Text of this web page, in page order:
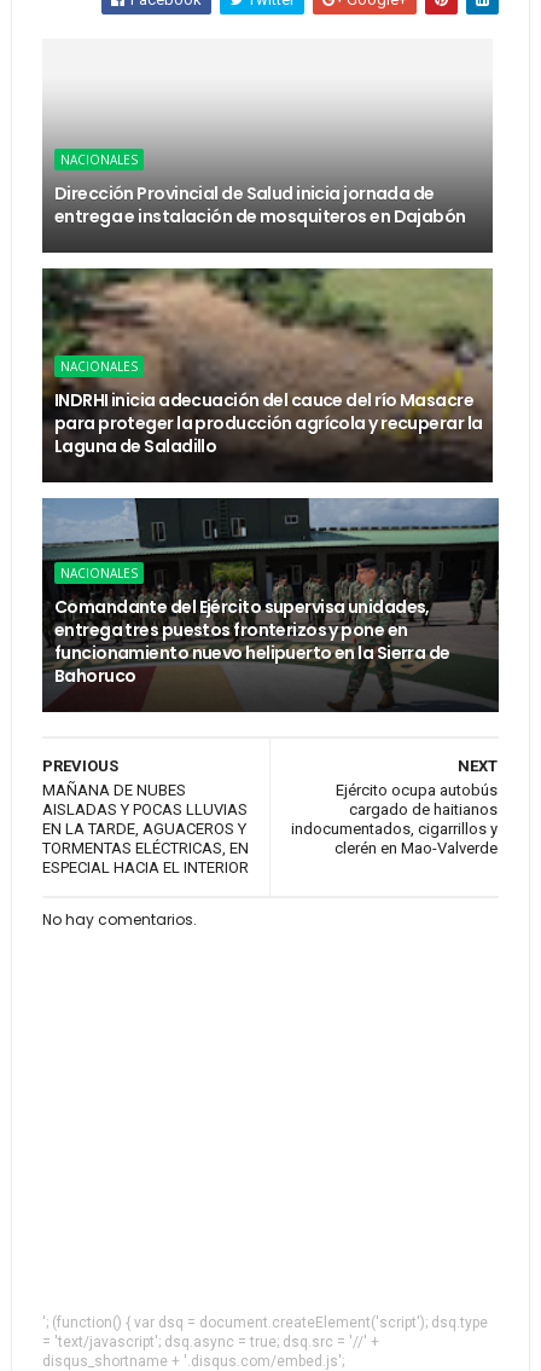
NACIONALES
Dirección Provincial de Salud inicia jornada de
entrega e instalación de mosquiteros en Dajabón
NACIONALES
INDRHI inicia adecuación del cauce del río Masacre
para proteger la producción agrícola y recuperar la
Laguna de Saladillo
NACIONALES
Comandante del Ejército supervisa unidades,
entrega tres puestos fronterizos y pone en
funcionamiento nuevo helipuerto en la Sierra de
Bahoruco
NEXT
Ejército ocupa autobús
cargado de haitianos
indocumentados, cigarrillos y
clerén en Mao-Valverde
PREVIOUS
MAÑANA DE NUBES
AISLADAS Y POCAS LLUVIAS
EN LA TARDE, AGUACEROS Y
TORMENTAS ELÉCTRICAS, EN
ESPECIAL HACIA EL INTERIOR
No hay comentarios.
'; (function() { var dsq = document.createElement('script'); dsq.type
= 'text/javascript'; dsq.async = true; dsq.src = '//' +
disqus_shortname + '.disqus.com/embed.js';